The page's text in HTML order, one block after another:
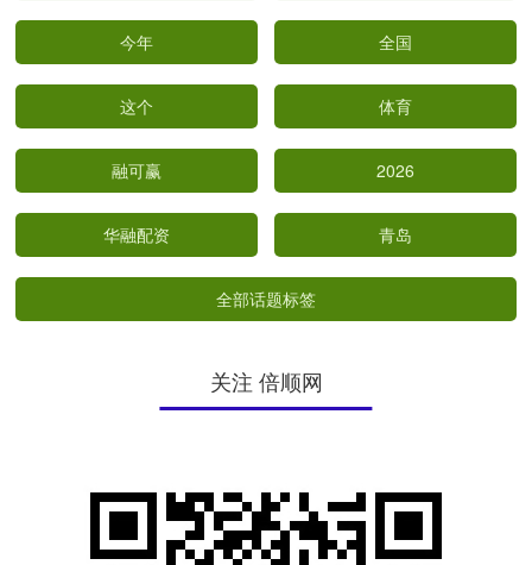
今年 全国
这个 体育
融可赢 2026
华融配资 青岛
全部话题标签
关注 倍顺网